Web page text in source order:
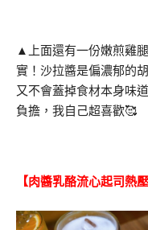
▲上面還有一份嫩煎雞
實！沙拉醬是偏濃郁的
又不會蓋掉食材本身味
負擔，我自己超喜歡🥰
【肉醬乳酪流心起司熱